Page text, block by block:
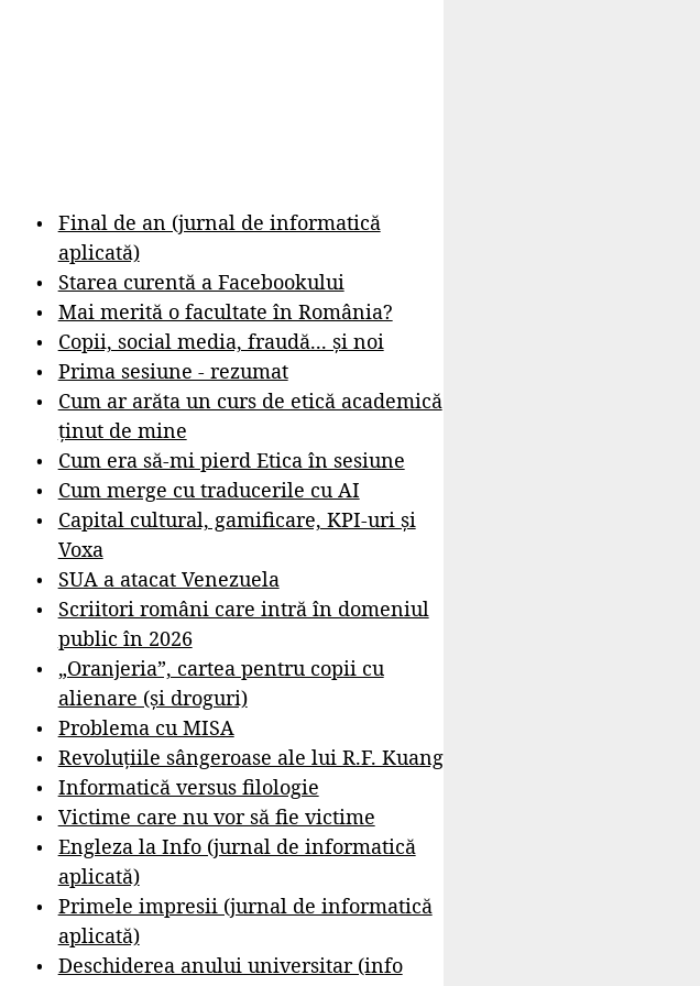
Final de an (jurnal de informatică
aplicată)
Starea curentă a Facebookului
Mai merită o facultate în România?
Copii, social media, fraudă... și noi
Prima sesiune - rezumat
Cum ar arăta un curs de etică academică
ținut de mine
Cum era să-mi pierd Etica în sesiune
Cum merge cu traducerile cu AI
Capital cultural, gamificare, KPI-uri și
Voxa
SUA a atacat Venezuela
Scriitori români care intră în domeniul
public în 2026
„Oranjeria”, cartea pentru copii cu
alienare (și droguri)
Problema cu MISA
Revoluțiile sângeroase ale lui R.F. Kuang
Informatică versus filologie
Victime care nu vor să fie victime
Engleza la Info (jurnal de informatică
aplicată)
Primele impresii (jurnal de informatică
aplicată)
Deschiderea anului universitar (info